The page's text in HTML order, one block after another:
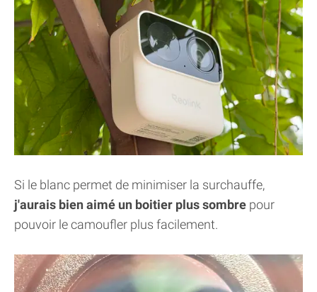
Si le blanc permet de minimiser la surchauffe,
j'aurais bien aimé un boitier plus sombre pour
pouvoir le camoufler plus facilement.